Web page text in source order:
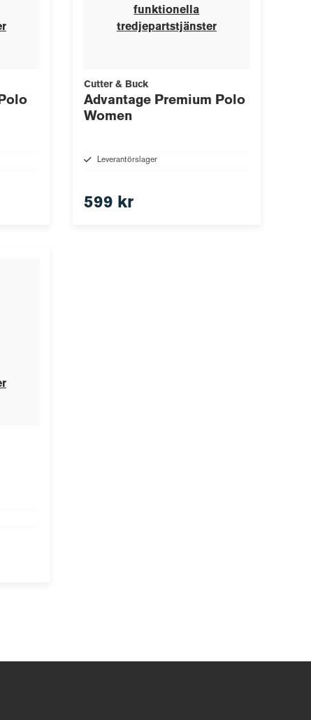
funktionella
tredjepartstjänster
Cutter & Buck
Advantage Premium Polo
Women
Leverantörslager
599 kr